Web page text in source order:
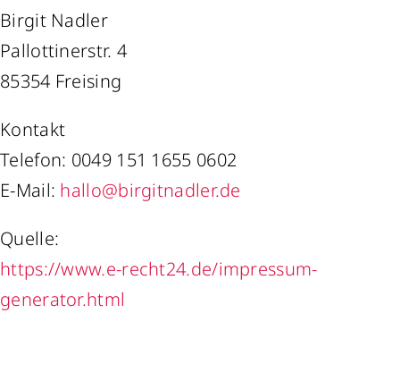
Birgit Nadler
Pallottinerstr. 4
85354 Freising
Kontakt
Telefon: 0049 151 1655 0602
E-Mail: hallo@birgitnadler.de
Quelle:
https://www.e-recht24.de/impressum-
generator.html